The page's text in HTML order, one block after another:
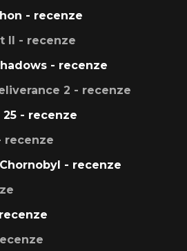
- recenze
II - recenze
- recenze
2 - recenze
- recenze
recenze
- recenze